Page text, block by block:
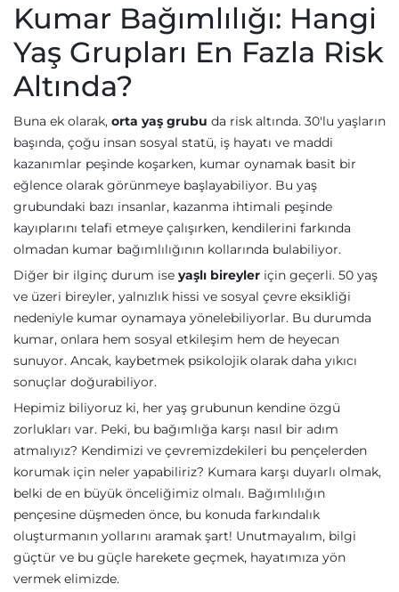
Kumar Bağımlılığı: Hangi
Yaş Grupları En Fazla Risk
Altında?
Buna ek olarak, orta yaş grubu da risk altında. 30'lu yaşların
başında, çoğu insan sosyal statü, iş hayatı ve maddi
kazanımlar peşinde koşarken, kumar oynamak basit bir
eğlence olarak görünmeye başlayabiliyor. Bu yaş
grubundaki bazı insanlar, kazanma ihtimali peşinde
kayıplarını telafi etmeye çalışırken, kendilerini farkında
olmadan kumar bağımlılığının kollarında bulabiliyor.
Diğer bir ilginç durum ise yaşlı bireyler için geçerli. 50 yaş
ve üzeri bireyler, yalnızlık hissi ve sosyal çevre eksikliği
nedeniyle kumar oynamaya yönelebiliyorlar. Bu durumda
kumar, onlara hem sosyal etkileşim hem de heyecan
sunuyor. Ancak, kaybetmek psikolojik olarak daha yıkıcı
sonuçlar doğurabiliyor.
Hepimiz biliyoruz ki, her yaş grubunun kendine özgü
zorlukları var. Peki, bu bağımlığa karşı nasıl bir adım
atmalıyız? Kendimizi ve çevremizdekileri bu pençelerden
korumak için neler yapabiliriz? Kumara karşı duyarlı olmak,
belki de en büyük önceliğimiz olmalı. Bağımlılığın
pençesine düşmeden önce, bu konuda farkındalık
oluşturmanın yollarını aramak şart! Unutmayalım, bilgi
güçtür ve bu güçle harekete geçmek, hayatımıza yön
vermek elimizde.